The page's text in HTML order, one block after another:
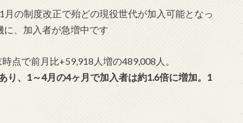
の制度改正で殆どの現役世代が加入可能となっ
、加入者が急増中です
点で前月比+59,918人増の489,008人。
り、1～4月の4ヶ月で加入者は約1.6倍に増加。1